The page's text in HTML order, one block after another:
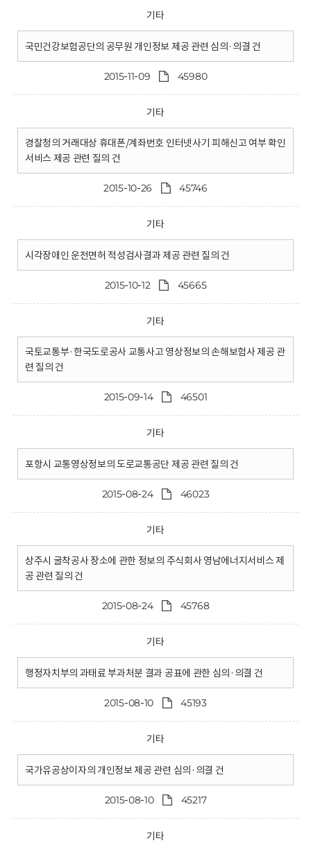
기타
국민건강보험공단의 공무원 개인정보 제공 관련 심의·의결 건
2015-11-09 45980
기타
경찰청의 거래대상 휴대폰/계좌번호 인터넷사기 피해신고 여부 확인
서비스 제공 관련 질의 건
2015-10-26 45746
기타
시각장애인 운전면허 적성검사결과 제공 관련 질의 건
2015-10-12 45665
기타
국토교통부·한국도로공사 교통사고 영상정보의 손해보험사 제공 관
련 질의 건
2015-09-14 46501
기타
포항시 교통영상정보의 도로교통공단 제공 관련 질의 건
2015-08-24 46023
기타
상주시 굴착공사 장소에 관한 정보의 주식회사 영남에너지서비스 제
공 관련 질의 건
2015-08-24 45768
기타
행정자치부의 과태료 부과처분 결과 공표에 관한 심의·의결 건
2015-08-10 45193
기타
국가유공상이자의 개인정보 제공 관련 심의·의결 건
2015-08-10 45217
기타